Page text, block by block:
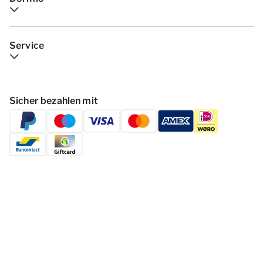
Service
Sicher bezahlen mit